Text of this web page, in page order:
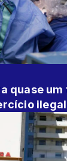
quase